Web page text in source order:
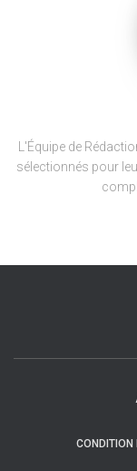
L'Équipe de
sélectionnés pour
CONDITION